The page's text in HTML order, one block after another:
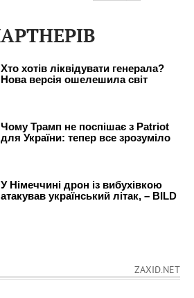
ZAXID.NET